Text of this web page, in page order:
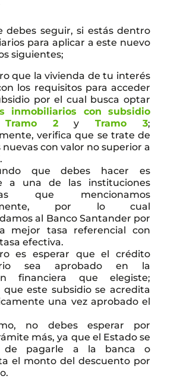
debes seguir, si estás dentro
para aplicar a este nuevo
siguientes;
que la vivienda de tu interés
los requisitos para acceder
por el cual busca optar
inmobiliarios con subsidio
2 y Tramo 3;
verifica que se trate de
nuevas con valor no superior a
que debes hacer es
a una de las instituciones
que mencionamos
por lo cual
al Banco Santander por
mejor tasa referencial con
efectiva.
es esperar que el crédito
sea aprobado en la
financiera que elegiste;
que este subsidio se acredita
una vez aprobado el
no debes esperar por
más, ya que el Estado se
de pagarle a la banca o
el monto del descuento por